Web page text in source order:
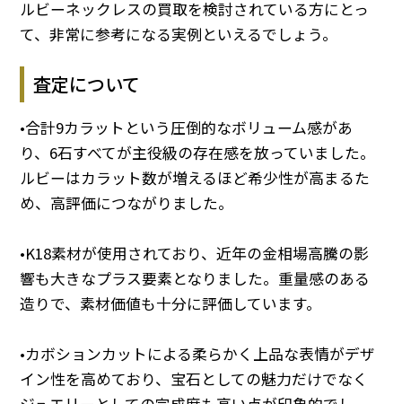
ルビーネックレスの買取を検討されている方にとっ
て、非常に参考になる実例といえるでしょう。
査定について
•合計9カラットという圧倒的なボリューム感があ
り、6石すべてが主役級の存在感を放っていました。
ルビーはカラット数が増えるほど希少性が高まるた
め、高評価につながりました。
•K18素材が使用されており、近年の金相場高騰の影
響も大きなプラス要素となりました。重量感のある
造りで、素材価値も十分に評価しています。
•カボションカットによる柔らかく上品な表情がデザ
イン性を高めており、宝石としての魅力だけでなく